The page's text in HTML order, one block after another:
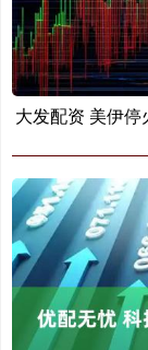
大发配资 美伊